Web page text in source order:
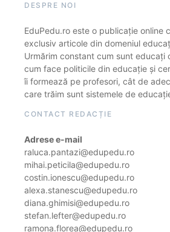
DESPRE NOI
EduPedu.ro este o publicație online
exclusiv articole din domeniul
Urmărim constant cum sunt educați
cum face politicile din educație și
îi formează pe profesori, cât de
care trăim sunt sistemele de
CONTACT REDACȚIE
Adrese e-mail
raluca.pantazi@edupedu.ro
mihai.peticila@edupedu.ro
costin.ionescu@edupedu.ro
alexa.stanescu@edupedu.ro
diana.ghimisi@edupedu.ro
stefan.lefter@edupedu.ro
ramona.florea@edupedu.ro